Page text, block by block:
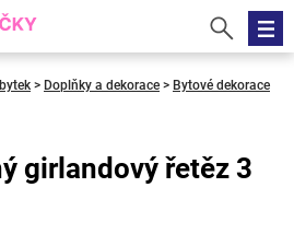
> Doplňky a dekorace > Bytové dekorace
girlandový řetěz 3